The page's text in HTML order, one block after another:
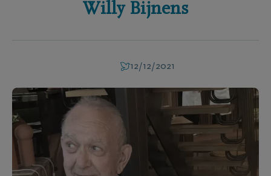
Willy Bijnens
12/12/2021